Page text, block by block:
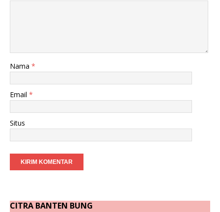
Nama *
Email *
Situs
CITRA BANTEN BUNG